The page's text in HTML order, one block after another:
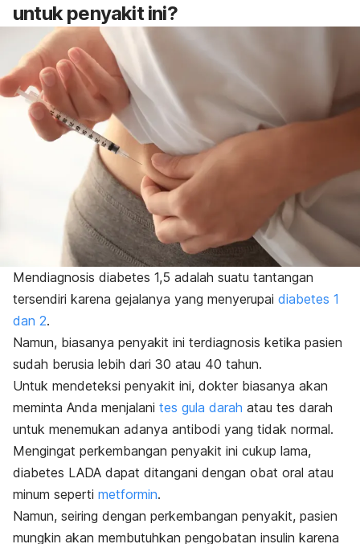
untuk penyakit ini?
Mendiagnosis diabetes 1,5 adalah suatu tantangan
tersendiri karena gejalanya yang menyerupai diabetes 1
dan 2.
Namun, biasanya penyakit ini terdiagnosis ketika pasien
sudah berusia lebih dari 30 atau 40 tahun.
Untuk mendeteksi penyakit ini, dokter biasanya akan
meminta Anda menjalani tes gula darah atau tes darah
untuk menemukan adanya antibodi yang tidak normal.
Mengingat perkembangan penyakit ini cukup lama,
diabetes LADA dapat ditangani dengan obat oral atau
minum seperti metformin.
Namun, seiring dengan perkembangan penyakit, pasien
mungkin akan membutuhkan pengobatan insulin karena